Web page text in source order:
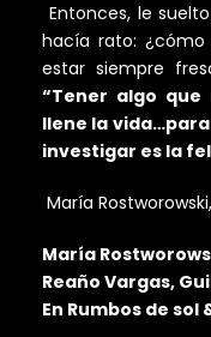
Entonces, le
hacía rato:
estar siempre
“Tener algo
llene la
investigar es la
María
María
Reaño Vargas,
En Rumbos de sol